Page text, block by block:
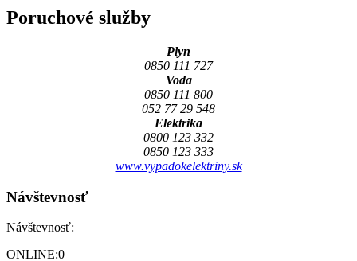
Poruchové služby
Plyn
0850 111 727
Voda
0850 111 800
052 77 29 548
Elektrika
0800 123 332
0850 123 333
www.vypadokelektriny.sk
Návštevnosť
Návštevnosť:
ONLINE:0